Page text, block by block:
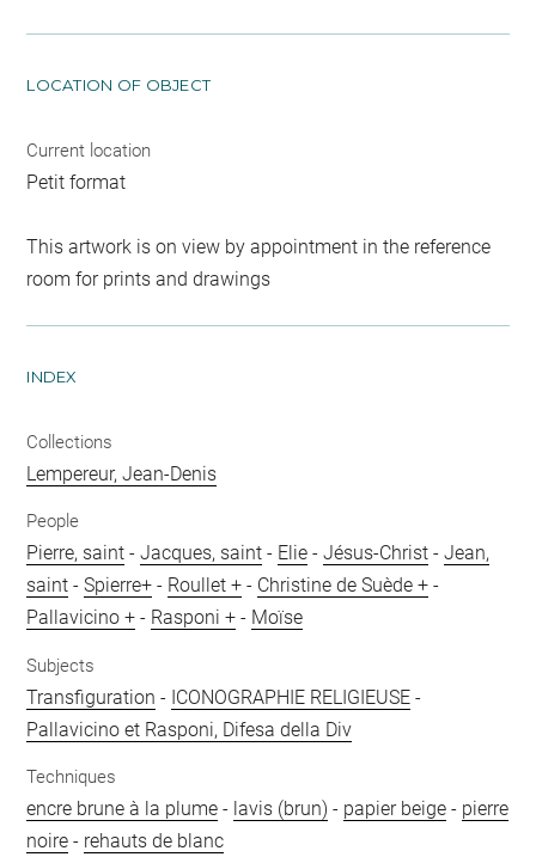
LOCATION OF OBJECT
Current location
Petit format
This artwork is on view by appointment in the reference
room for prints and drawings
INDEX
Collections
Lempereur, Jean-Denis
People
Pierre, saint -Jacques, saint - Elie -Jésus-Christ -Jean,
saint -Spierre+ - Roullet + - Christine de Suède + -
Pallavicino + - Rasponi + - Moïse
Subjects
Transfiguration - ICONOGRAPHIE RELIGIEUSE -
Pallavicino et Rasponi, Difesa della Div
Techniques
encre brune à la plume - lavis (brun) - papier beige - pierre
noire - rehauts de blanc